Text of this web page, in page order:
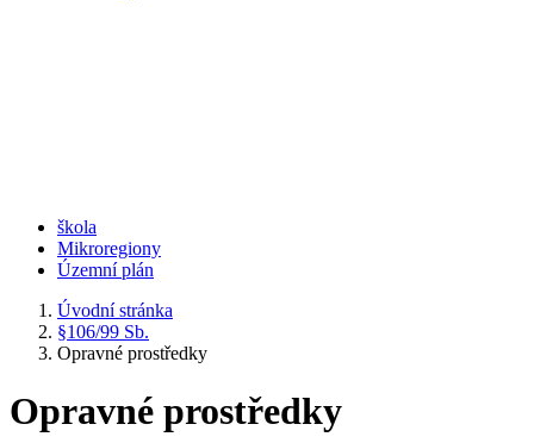
škola
Mikroregiony
Územní plán
Úvodní stránka
§106/99 Sb.
Opravné prostředky
Opravné prostředky